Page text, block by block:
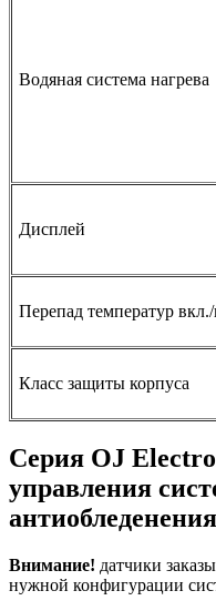
Водяная система нагрева
Дисплей
Перепад температур
Класс защиты корпуса
Серия OJ
управления
Внимание! датчики
нужной конфигурации